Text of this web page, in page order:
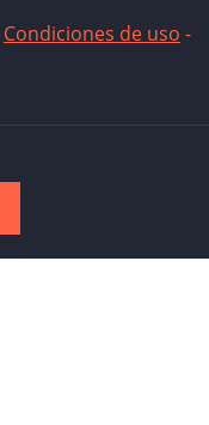
Condiciones de uso -